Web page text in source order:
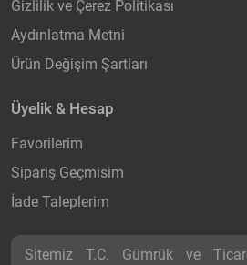
Gizlilik ve Çerez Politikası
Aydınlatma Metni
Ürün Değişim Şartları
Üyelik & Hesap
Favorilerim
Sipariş Geçmisim
İade Taleplerim
Sitemiz T.C. Gümrük ve